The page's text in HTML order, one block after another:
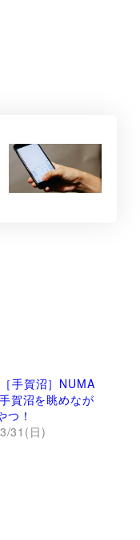
［手賀沼］NUMA
賀沼を眺めなが
つ！
31(日)